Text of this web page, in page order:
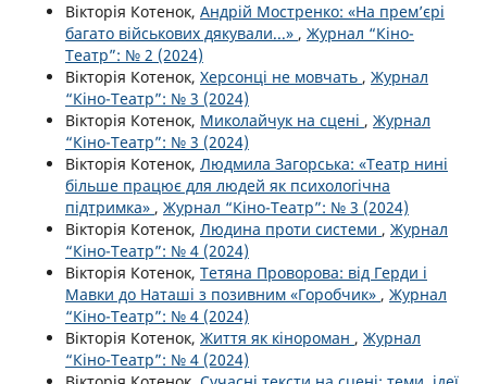
Вікторія Котенок, Андрій Мостренко: «На прем’єрі
багато військових дякували...» , Журнал “Кіно-
Театр”: № 2 (2024)
Вікторія Котенок, Херсонці не мовчать , Журнал
“Кіно-Театр”: № 3 (2024)
Вікторія Котенок, Миколайчук на сцені , Журнал
“Кіно-Театр”: № 3 (2024)
Вікторія Котенок, Людмила Загорська: «Театр нині
більше працює для людей як психологічна
підтримка» , Журнал “Кіно-Театр”: № 3 (2024)
Вікторія Котенок, Людина проти системи , Журнал
“Кіно-Театр”: № 4 (2024)
Вікторія Котенок, Тетяна Проворова: від Герди і
Мавки до Наташі з позивним «Горобчик» , Журнал
“Кіно-Театр”: № 4 (2024)
Вікторія Котенок, Життя як кінороман , Журнал
“Кіно-Театр”: № 4 (2024)